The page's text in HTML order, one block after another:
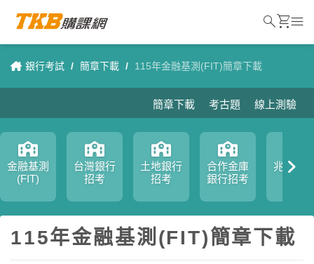
銀行考試 / 簡章下載 / 115年金融基測(FIT)簡章下載
簡章下載 考古題 線上測驗
金融基測
(FIT)
台灣銀行
招考
土地銀行
招考
合作金庫
銀行招考
兆豐銀
115年金融基測(FIT)簡章下載
searchshopping_cartmenu